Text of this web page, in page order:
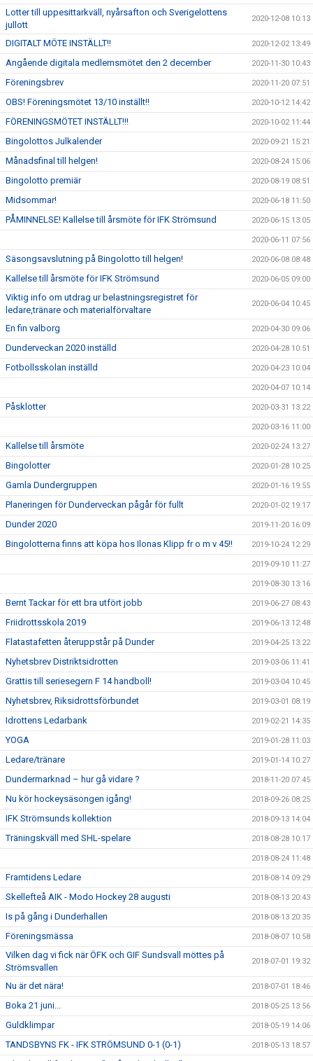
Lotter till uppesittarkväll, nyårsafton och Sverigelottens
jullott
2020-12-08 10:13
DIGITALT MÖTE INSTÄLLT!! 2020-12-02 13:49
Angående digitala medlemsmötet den 2 december 2020-11-30 10:43
Föreningsbrev 2020-11-20 07:51
OBS! Föreningsmötet 13/10 inställt!! 2020-10-12 14:42
FÖRENINGSMÖTET INSTÄLLT!!! 2020-10-02 11:44
Bingolottos Julkalender 2020-09-21 15:21
Månadsfinal till helgen! 2020-08-24 15:06
Bingolotto premiär 2020-08-19 08:51
Midsommar! 2020-06-18 11:50
PÅMINNELSE! Kallelse till årsmöte för IFK Strömsund 2020-06-15 13:05
2020-06-11 07:56
Säsongsavslutning på Bingolotto till helgen! 2020-06-08 08:48
Kallelse till årsmöte för IFK Strömsund 2020-06-05 09:00
Viktig info om utdrag ur belastningsregistret för
ledare,tränare och materialförvaltare
2020-06-04 10:45
En fin valborg 2020-04-30 09:06
Dunderveckan 2020 inställd 2020-04-28 10:51
Fotbollsskolan inställd 2020-04-23 10:04
2020-04-07 10:14
Påsklotter 2020-03-31 13:22
2020-03-16 11:00
Kallelse till årsmöte 2020-02-24 13:27
Bingolotter 2020-01-28 10:25
Gamla Dundergruppen 2020-01-16 19:55
Planeringen för Dunderveckan pågår för fullt 2020-01-02 19:17
Dunder 2020 2019-11-20 16:09
Bingolotterna finns att köpa hos Ilonas Klipp fr o m v 45!! 2019-10-24 12:29
2019-09-10 11:27
2019-08-30 13:16
Bernt Tackar för ett bra utfört jobb 2019-06-27 08:43
Friidrottsskola 2019 2019-06-13 12:48
Flatastafetten återuppstår på Dunder 2019-04-25 13:22
Nyhetsbrev Distriktsidrotten 2019-03-06 11:41
Grattis till seriesegern F 14 handboll! 2019-03-04 10:45
Nyhetsbrev, Riksidrottsförbundet 2019-03-01 08:19
Idrottens Ledarbank 2019-02-21 14:35
YOGA 2019-01-28 11:03
Ledare/tränare 2019-01-14 10:27
Dundermarknad – hur gå vidare ? 2018-11-20 07:45
Nu kör hockeysäsongen igång! 2018-09-26 08:25
IFK Strömsunds kollektion 2018-09-13 14:04
Träningskväll med SHL-spelare 2018-08-28 10:17
2018-08-24 11:48
Framtidens Ledare 2018-08-14 09:29
Skellefteå AIK - Modo Hockey 28 augusti 2018-08-13 20:43
Is på gång i Dunderhallen 2018-08-13 20:35
Föreningsmässa 2018-08-07 10:58
Vilken dag vi fick när ÖFK och GIF Sundsvall möttes på
Strömsvallen
2018-07-01 19:32
Nu är det nära! 2018-07-01 18:46
Boka 21 juni... 2018-05-25 13:56
Guldklimpar 2018-05-19 14:06
TANDSBYNS FK - IFK STRÖMSUND 0-1 (0-1) 2018-05-13 18:57